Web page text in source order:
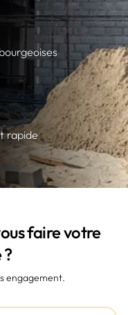
rapide
faire votre
engagement.